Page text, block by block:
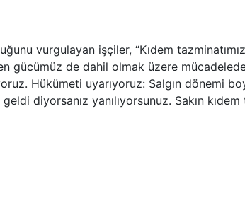
vurgulayan işçiler, “Kıdem
gücümüz de dahil olmak üzere
Hükümeti uyarıyoruz: Salgın dönemi
diyorsanız yanılıyorsunuz. Sakın